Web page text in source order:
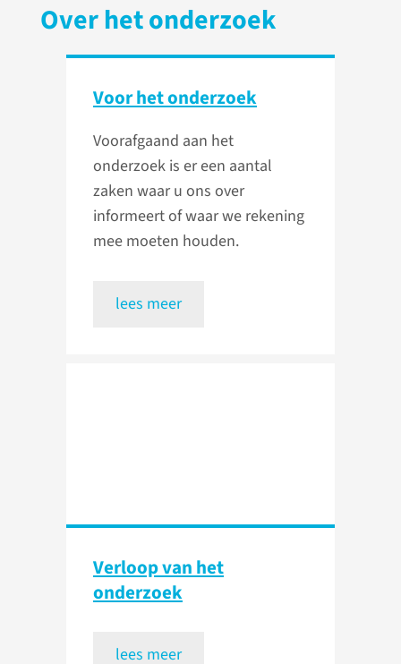
Over het onderzoek
Voor het onderzoek
Voorafgaand aan het
onderzoek is er een aantal
zaken waar u ons over
informeert of waar we rekening
mee moeten houden.
lees meer
Verloop van het
onderzoek
lees meer